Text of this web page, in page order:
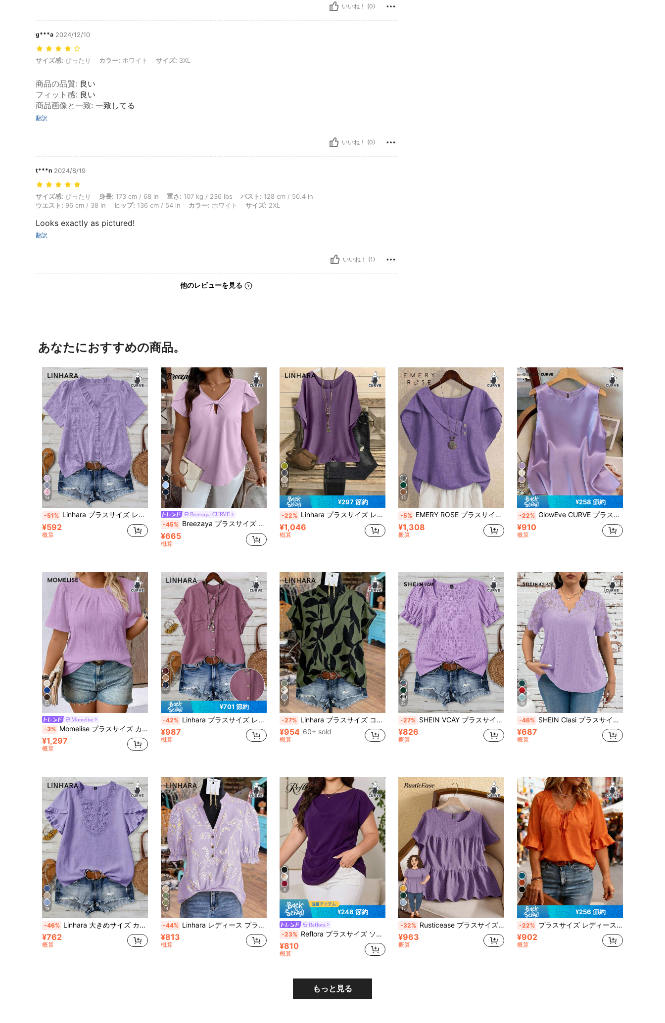
いいね！ (0)
g***a 2024/12/10
サイズ感: ぴったり, カラー: ホワイト, サイズ: 3XL
サイズ感: ぴったり カラー: ホワイト サイズ: 3XL
商品の品質: 良い
フィット感: 良い
商品画像と一致: 一致してる
翻訳
いいね！ (0)
t***n 2024/8/19
サイズ感: ぴったり, 身長: 173 cm / 68 in, 重さ: 107 kg / 236 lbs, バスト: 128 cm / 50.4 in, ウエスト: 96 cm / 38 in, ヒップ: 136 cm / 54 in, カラー: ホワイト, サイズ: 2XL
サイズ感: ぴったり 身長: 173 cm / 68 in 重さ: 107 kg / 236 lbs バスト: 128 cm / 50.4 in
ウエスト: 96 cm / 38 in ヒップ: 136 cm / 54 in カラー: ホワイト サイズ: 2XL
Looks exactly as pictured!
翻訳
いいね！ (1)
他のレビューを見る
あなたにおすすめの商品。
34
-51% Linhara プラスサイズ レディース 無地 テクスチャー Vネック 半袖 カジュアル レギュラーブラウス、お出かけ、バカンス、クラブなどに適しています
¥592
概算
9
Breezaya CURVE
-45% Breezaya プラスサイズ カジュアル 無地 半袖シャツ
¥665
概算
20
¥297 節約
-22% Linhara プラスサイズ レディース ルーズ カジュアル ラウンドネック バケーションシャツ
¥1,046
概算
33
-5% EMERY ROSE プラスサイズ アシンメトリーカラー エレガントサマーシャツ
¥1,308
概算
25
¥258 節約
-22% GlowEve CURVE プラスサイズ女性用 ベストセラー エレガントなラウンドネック キャミソールブラウス、サテン光沢素材デザイン、スリムフィットトップ、通勤、フォーマルな場面、アウトドア活動に適しています
¥910
概算
23
Momelise
-3% Momelise プラスサイズ カジュアル 無地 半袖シャツ、夏用
¥1,297
概算
11
¥701 節約
-42% Linhara プラスサイズ レディース 無地 フルボタン前襟 半袖 ダブルポケット カジュアル 快適 ファッションシャツ
¥987
概算
7
-27% Linhara プラスサイズ コントラストカラー リーフ プリント ノッチネック 半袖シャツ
¥954 60+ sold
概算
32
-27% SHEIN VCAY プラスサイズ レディース 無地 ラウンドネック 半袖 カジュアル パープル サマーブラウス
¥826
概算
19
-46% SHEIN Clasi プラスサイズ レディース キャミソールトップ、夏に最適なファッショナブルデザイン
¥687
概算
19
-46% Linhara 大きめサイズ カジュアル 夏用 レディースシャツ
¥762
概算
14
-44% Linhara レディース プラスサイズ カラフルな花柄 リネン調 テクスチャー Vネック ボタン装飾 パフスリーブ エラスティックカフ カジュアル通勤 シック エレガント 多用途 カントリーロマンチック デート ストリート レトロ ビーチリゾート 春夏新作 ラベンダー パフスリーブブラウス、ラベンダーVネック ヴィンテージ花柄ブラウス
¥813
概算
8
¥246 節約
Reflora
-23% Reflora プラスサイズ ソリッドカラー ボートネック ドレープ 半袖ブラウス、エレガントな夏
¥810
概算
15
-32% Rusticease プラスサイズ レディース 無地 ラウンドネック フリル 半袖 ゆったりシャツ、ボヘミアン レディース/夏
¥963
概算
7
¥256 節約
-22% プラスサイズ レディース 新作 エレガント 無地 ノット フリルヘム ブラウス カジュアルウェア 夏用
¥902
概算
もっと見る